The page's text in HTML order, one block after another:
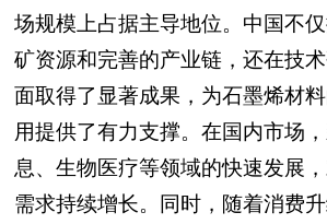
场规模上占据主导地位。中国不
矿资源和完善的产业链，还在技
面取得了显著成果，为石墨烯材
用提供了有力支撑。在国内市场
息、生物医疗等领域的快速发展
需求持续增长。同时，随着消费